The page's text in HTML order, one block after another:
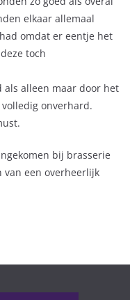
elkaar allemaal
omdat er eentje het
toch
als alleen maar door het
onverhard.
bij brasserie
van een overheerlijk